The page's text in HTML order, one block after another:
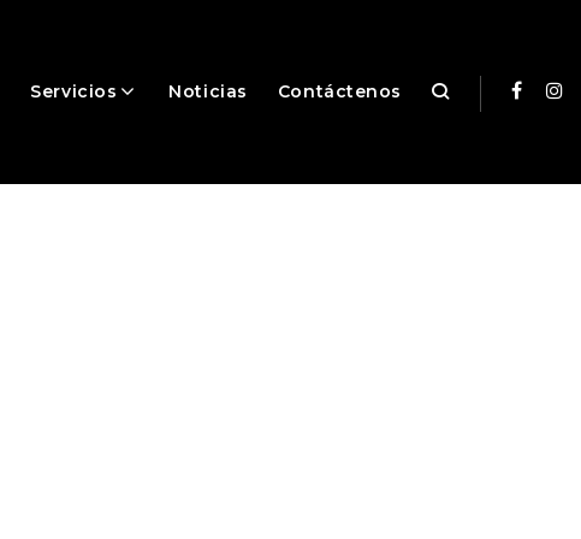
Servicios Noticias Contáctenos